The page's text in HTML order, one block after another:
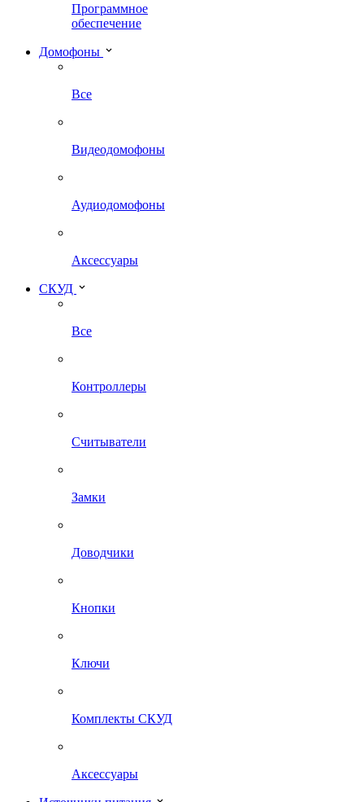
Программное
обеспечение
Домофоны
Все
Видеодомофоны
Аудиодомофоны
Аксессуары
СКУД
Все
Контроллеры
Считыватели
Замки
Доводчики
Кнопки
Ключи
Комплекты СКУД
Аксессуары